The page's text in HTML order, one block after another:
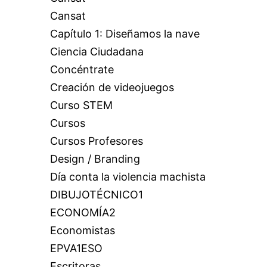
Cansat
Capítulo 1: Diseñamos la nave
Ciencia Ciudadana
Concéntrate
Creación de videojuegos
Curso STEM
Cursos
Cursos Profesores
Design / Branding
Día conta la violencia machista
DIBUJOTÉCNICO1
ECONOMÍA2
Economistas
EPVA1ESO